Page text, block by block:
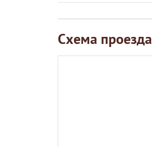
Схема проезда